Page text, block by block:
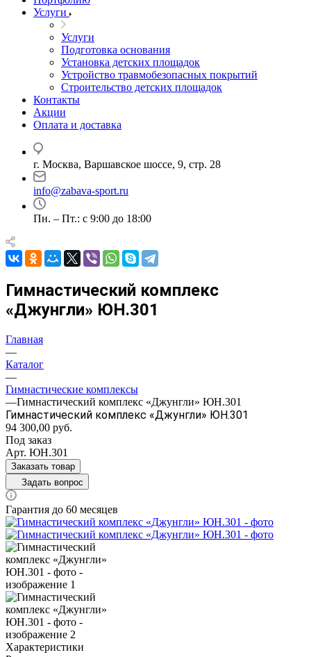
Услуги
Услуги
Подготовка основания
Установка детских площадок
Устройство травмобезопасных покрытий
Строительство детских площадок
Контакты
Акции
Оплата и доставка
г. Москва, Варшавское шоссе, 9, стр. 28
info@zabava-sport.ru
Пн. – Пт.: с 9:00 до 18:00
Гимнастический комплекс
«Джунгли» ЮН.301
Главная
—
Каталог
—
Гимнастические комплексы
—Гимнастический комплекс «Джунгли» ЮН.301
Гимнастический комплекс «Джунгли» ЮН.301
94 300,00 руб.
Под заказ
Арт. ЮН.301
Заказать товар
Задать вопрос
Гарантия до 60 месяцев
Характеристики